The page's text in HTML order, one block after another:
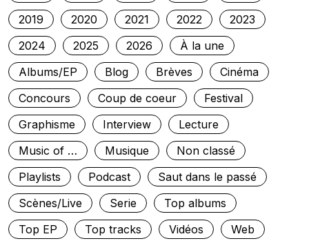
2019
2020 2021 2022
2023
2024
2025 2026
À la une
Albums/EP
Blog Brèves
Cinéma
Concours
Coup de coeur
Festival
Graphisme
Interview
Lecture
Music of …
Musique
Non classé
Playlists
Podcast
Saut dans le passé
Scènes/Live
Serie
Top albums
Top EP
Top tracks Vidéos Web